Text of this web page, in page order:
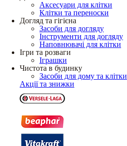
Аксесуари для клітки
Клітки та переноски
Догляд та гігієна
Засоби для догляду
Інструменти для догляду
Наповнювачі для клітки
Ігри та розваги
Іграшки
Чистота в будинку
Засоби для дому та клітки
Акції та знижки